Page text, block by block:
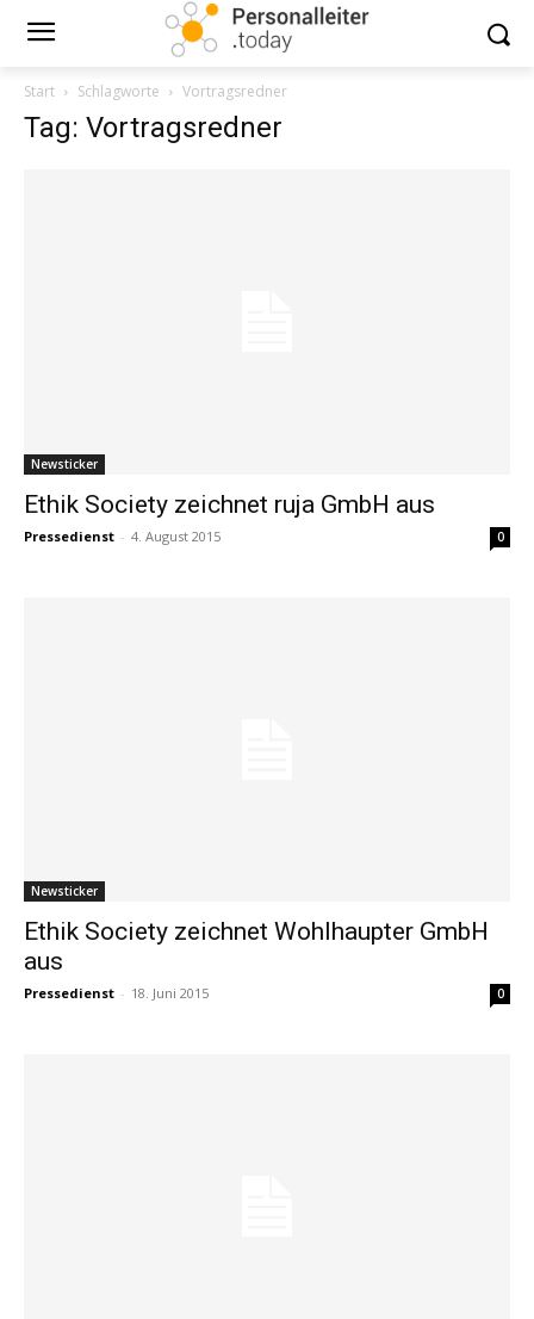
Start Schlagworte Vortragsredner
Tag: Vortragsredner
Newsticker
Ethik Society zeichnet ruja GmbH aus
Pressedienst - 4. August 2015 0
Newsticker
Ethik Society zeichnet Wohlhaupter GmbH
aus
Pressedienst - 18. Juni 2015 0